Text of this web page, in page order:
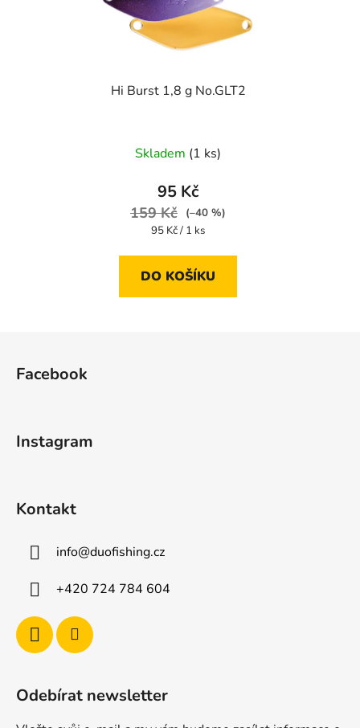
Hi Burst 1,8 g No.GLT2
Skladem (1 ks)
95 Kč
159 Kč
(–40 %)
Měrná
95 Kč / 1 ks
DO KOŠÍKU
Facebook
Instagram
Kontakt
info@duofishing.cz
+420 724 784 604
Odebírat newsletter